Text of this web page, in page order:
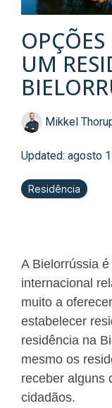
UM
Mikkel
Updated: agosto
Residência
A Bielorrússia
internacional
muito a
estabelecer
residência na
mesmo os
receber alguns
cidadãos.